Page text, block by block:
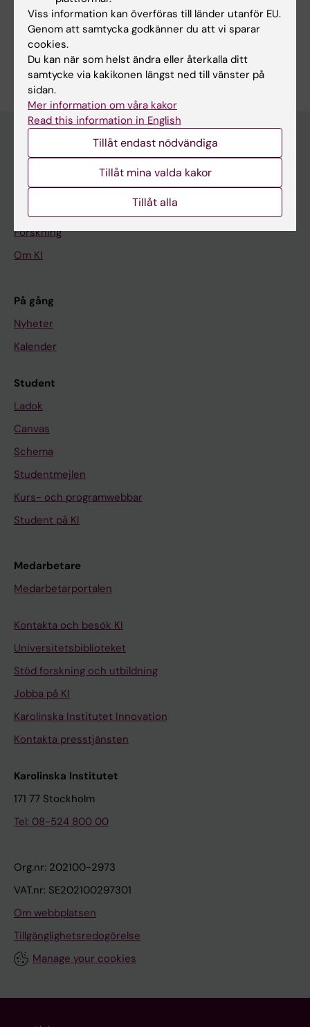
Dela
Huvudmeny
Utbildning
Forskning
Om KI
På gång
Nyheter
Kalender
Student
Ladok
Canvas
Schema
Studentmejlen
Kurs- och programwebbar
Student på KI
Medarbetare
Medarbetarportalen
Kontakta och besök KI
Universitetsbiblioteket
Stöd forskning och utbildning
Jobba på KI
Karolinska Institutet Innovation
Kontakta presstjänsten
Karolinska Institutet
171 77 Stockholm
Tel: 08-524 800 00
Org.nr: 202100-2973
VAT.nr: SE202100297301
Om webbplatsen
Tillgänglighetsredogörelse
Manage your cookies
Viss information kan överföras till länder utanför EU.
Genom att samtycka godkänner du att vi sparar
cookies.
Du kan när som helst ändra eller återkalla ditt
samtycke via kakikonen längst ned till vänster på
sidan.
Mer information om våra kakor
Read this information in English
Tillåt endast nödvändiga
Tillåt mina valda kakor
Tillåt alla